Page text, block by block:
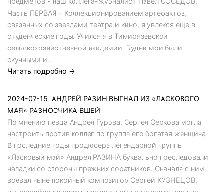
Часть ПЕРВАЯ - Коллекционированием артефактов,
связанных со звездами театра и кино, я увлекся еще в
студенческие годы. Учился я в Тимирязевской
сельскохозяйственной академии. Будни мои были
скучными и...
Читать подробно →
2024-07-15 АНДРЕЙ РАЗИН ВЫГНАЛ ИЗ «ЛАСКОВОГО
МАЯ» РАЗНОСЧИКА ВШЕЙ
По мнению певца Андрея Гурова, Сергея Серкова могла
настроить против коллег по группе его богатая женщина
В последние годы продюсера легендарной группы
«Ласковый май» Андрея РАЗИНА буквально преследовали
нападки со стороны прежних соратников. Сначала с ним
воевал ныне покойный композитор Сергей КУЗНЕЦОВ,